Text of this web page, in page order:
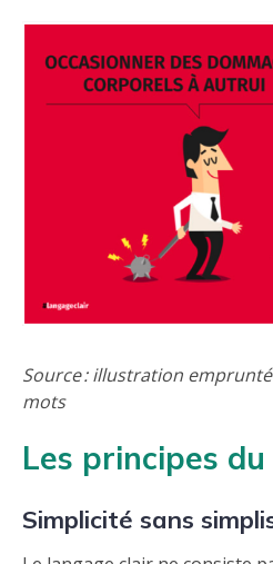
Source : illustration
mots
Les principes
Simplicité sans